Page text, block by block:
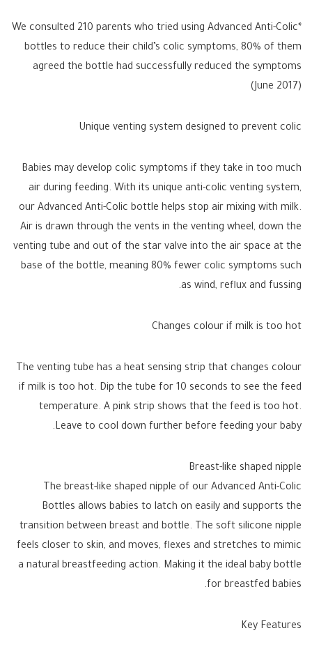
*We consulted 210 parents who tried using Advanced Anti-Colic
bottles to reduce their child’s colic symptoms, 80% of them
agreed the bottle had successfully reduced the symptoms
(June 2017)
Unique venting system designed to prevent colic
Babies may develop colic symptoms if they take in too much
air during feeding. With its unique anti-colic venting system,
our Advanced Anti-Colic bottle helps stop air mixing with milk.
Air is drawn through the vents in the venting wheel, down the
venting tube and out of the star valve into the air space at the
base of the bottle, meaning 80% fewer colic symptoms such
as wind, reflux and fussing.
Changes colour if milk is too hot
The venting tube has a heat sensing strip that changes colour
if milk is too hot. Dip the tube for 10 seconds to see the feed
temperature. A pink strip shows that the feed is too hot.
Leave to cool down further before feeding your baby.
Breast-like shaped nipple
The breast-like shaped nipple of our Advanced Anti-Colic
Bottles allows babies to latch on easily and supports the
transition between breast and bottle. The soft silicone nipple
feels closer to skin, and moves, flexes and stretches to mimic
a natural breastfeeding action. Making it the ideal baby bottle
for breastfed babies.
Key Features